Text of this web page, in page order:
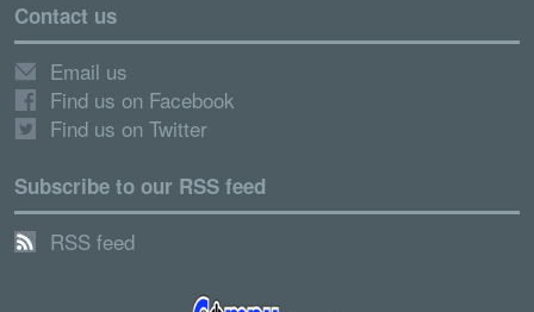
Contact us
Email us
Find us on Facebook
Find us on Twitter
Subscribe to our RSS feed
RSS feed